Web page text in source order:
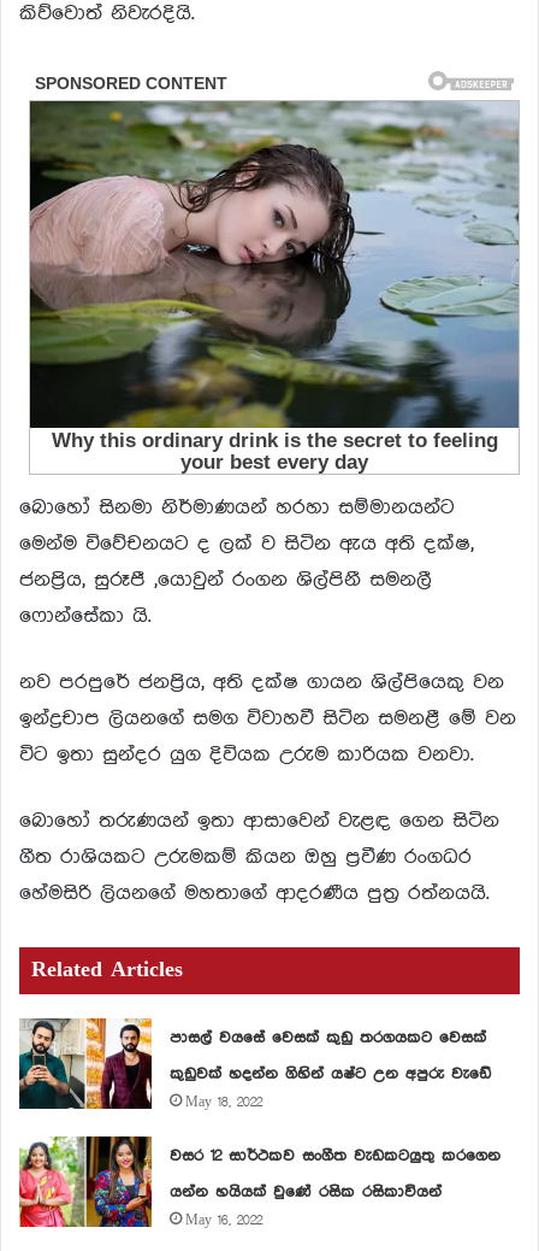
කිව්වොත් නිවැරදියි.
බොහෝ සිනමා නිර්මාණයන් හරහා සම්මානයන්ට
මෙන්ම විවේචනයට ද ලක් ව සිටින ඇය අති දක්ෂ,
ජනප්‍රිය, සුරූපී ,යොවුන් රංගන ශිල්පිනී සමනලී
ෆොන්සේකා යි.
නව පරපුරේ ජනප්‍රිය, අති දක්ෂ ගායන ශිල්පියෙකු වන
ඉන්ද්‍රචාප ලියනගේ සමග විවාහවී සිටින සමනළී මේ වන
විට ඉතා සුන්දර යුග දිවියක උරුම කාරියක වනවා.
බොහෝ තරුණයන් ඉතා ආසාවෙන් වැළඳ ගෙන සිටින
ගීත රාශියකට උරුමකම් කියන ඔහු ප්‍රවීණ රංගධර
හේමසිරි ලියනගේ මහතාගේ ආදරණීය පුත්‍ර රත්නයයි.
Related Articles
පාසල් වයසේ වෙසක් කුඩු තරගයකට වෙසක්
කුඩුවක් හදන්න ගිහින් යෂ්ට උන අපුරු වැඩේ
May 18, 2022
වසර 12 සාර්ථකව සංගීත වැඩකටයුතු කරගෙන
යන්න හයියක් වුණේ රසික රසිකාවියන්
May 16, 2022